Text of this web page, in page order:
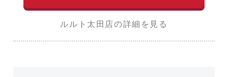
ルルト太田店の詳細を見る